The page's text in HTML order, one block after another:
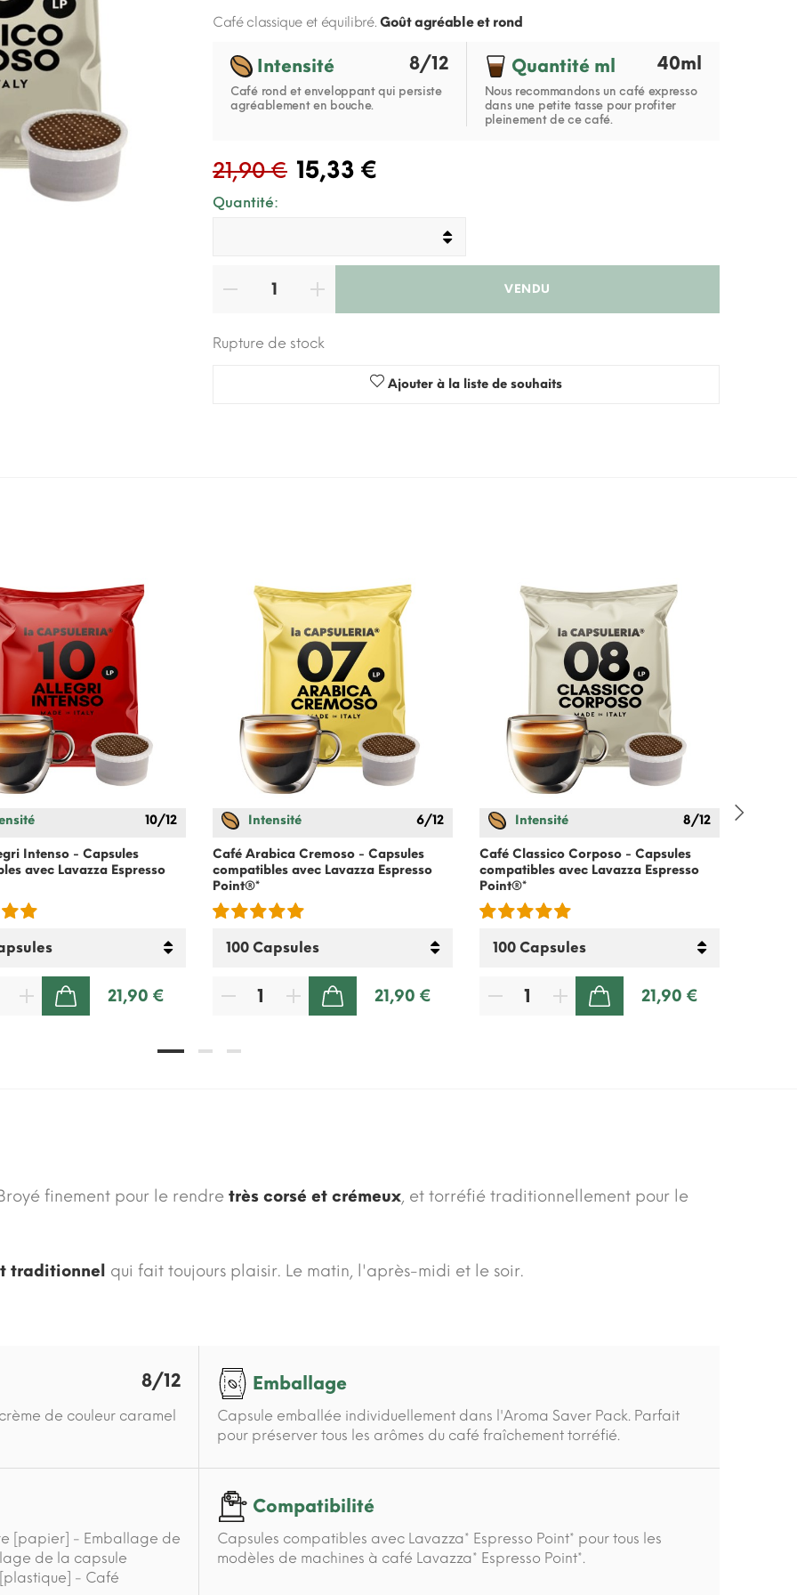
Café classique et équilibré. Goût agréable et rond
Intensité 8/12
Café rond et enveloppant qui persiste
agréablement en bouche.
Quantité ml 40ml
Nous recommandons un café expresso
dans une petite tasse pour profiter
pleinement de ce café.
21,90 € 15,33 €
Quantité:
VENDU
Rupture de stock
Ajouter à la liste de souhaits
10/12
Intenso - Capsules
avec Lavazza Espresso
21,90 €
Intensité 6/12
Café Arabica Cremoso - Capsules
compatibles avec Lavazza Espresso
Point®*
21,90 €
Intensité 8/12
Café Classico Corposo - Capsules
compatibles avec Lavazza Espresso
Point®*
21,90 €
finement pour le rendre très corsé et crémeux, et torréfié traditionnellement pour le
traditionnel qui fait toujours plaisir. Le matin, l'après-midi et le soir.
8/12
de couleur caramel
Emballage
Capsule emballée individuellement dans l'Aroma Saver Pack. Parfait
pour préserver tous les arômes du café fraîchement torréfié.
[papier] - Emballage de
de la capsule
- Café
Compatibilité
Capsules compatibles avec Lavazza* Espresso Point* pour tous les
modèles de machines à café Lavazza* Espresso Point*.